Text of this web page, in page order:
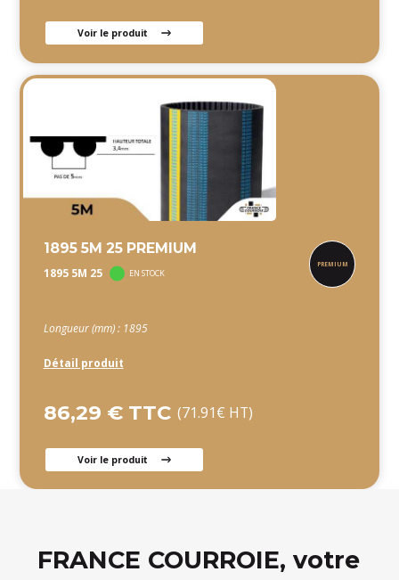
Voir le produit
1895 5M 25 PREMIUM
1895 5M 25 EN STOCK
Longueur (mm) : 1895
Détail produit
86,29 € TTC (71.91€ HT)
Voir le produit
FRANCE COURROIE, votre